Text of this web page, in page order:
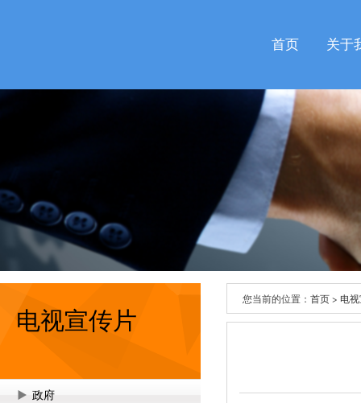
首页 关于
电视宣传片
政府
您当前的位置： 首页> 电